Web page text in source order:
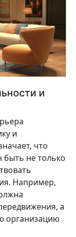
и
и
что
быть не только
Например,
а
организацию